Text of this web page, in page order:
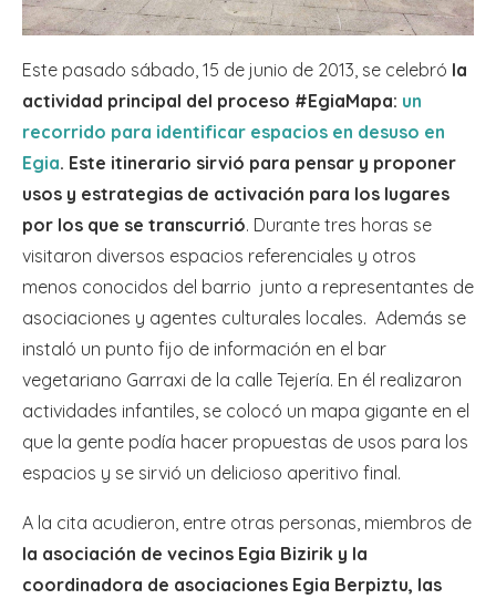
Este pasado sábado, 15 de junio de 2013, se celebró la
actividad principal del proceso #EgiaMapa: un
recorrido para identificar espacios en desuso en
Egia. Este itinerario sirvió para pensar y proponer
usos y estrategias de activación para los lugares
por los que se transcurrió. Durante tres horas se
visitaron diversos espacios referenciales y otros
menos conocidos del barrio junto a representantes de
asociaciones y agentes culturales locales. Además se
instaló un punto fijo de información en el bar
vegetariano Garraxi de la calle Tejería. En él realizaron
actividades infantiles, se colocó un mapa gigante en el
que la gente podía hacer propuestas de usos para los
espacios y se sirvió un delicioso aperitivo final.
A la cita acudieron, entre otras personas, miembros de
la asociación de vecinos Egia Bizirik y la
coordinadora de asociaciones Egia Berpiztu, las